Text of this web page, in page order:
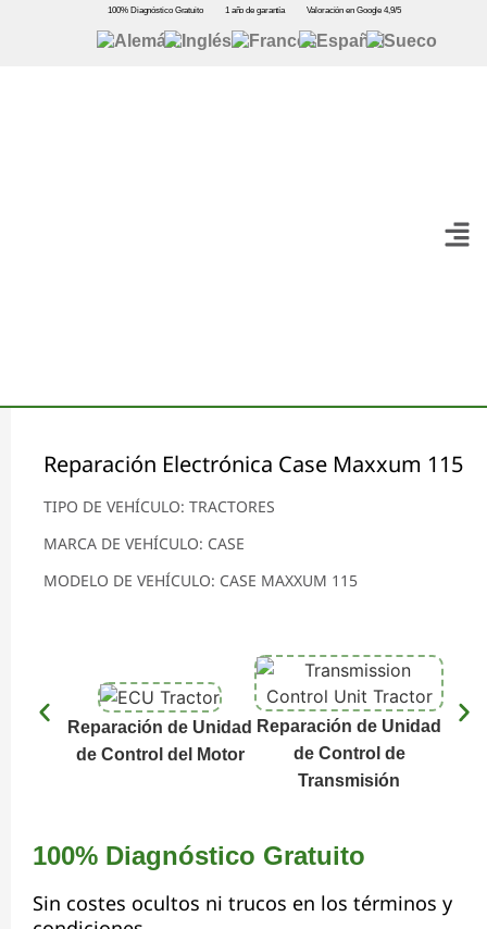
100% Diagnóstico Gratuito 1 año de garantía Valoración en Google 4,9/5
Reparación Electrónica Case Maxxum 115
TIPO DE VEHÍCULO: TRACTORES
MARCA DE VEHÍCULO: CASE
MODELO DE VEHÍCULO: CASE MAXXUM 115
Reparación de Unidad
de Control del Motor
Reparación de Unidad
de Control de
Transmisión
100% Diagnóstico Gratuito
Sin costes ocultos ni trucos en los términos y